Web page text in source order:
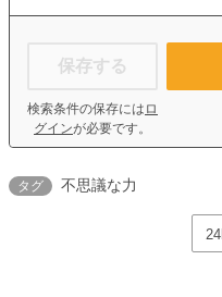
保存する
検索条件の保存には ロ
グインが必要です。
タグ 不思議な力